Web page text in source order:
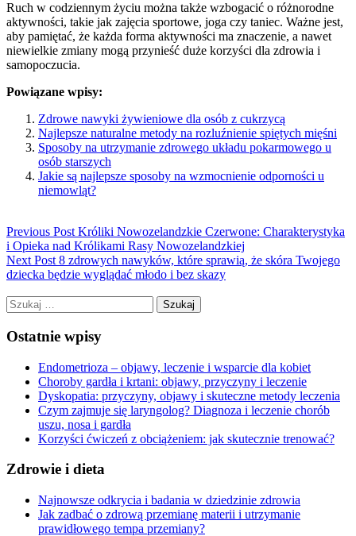
Ruch w codziennym życiu można także wzbogacić o różnorodne
aktywności, takie jak zajęcia sportowe, joga czy taniec. Ważne jest,
aby pamiętać, że każda forma aktywności ma znaczenie, a nawet
niewielkie zmiany mogą przynieść duże korzyści dla zdrowia i
samopoczucia.
Powiązane wpisy:
Zdrowe nawyki żywieniowe dla osób z cukrzycą
Najlepsze naturalne metody na rozluźnienie spiętych mięśni
Sposoby na utrzymanie zdrowego układu pokarmowego u
osób starszych
Jakie są najlepsze sposoby na wzmocnienie odporności u
niemowląt?
Previous Post Króliki Nowozelandzkie Czerwone: Charakterystyka
i Opieka nad Królikami Rasy Nowozelandzkiej
Next Post 8 zdrowych nawyków, które sprawią, że skóra Twojego
dziecka będzie wyglądać młodo i bez skazy
Szukaj:
Ostatnie wpisy
Endometrioza – objawy, leczenie i wsparcie dla kobiet
Choroby gardła i krtani: objawy, przyczyny i leczenie
Dyskopatia: przyczyny, objawy i skuteczne metody leczenia
Czym zajmuje się laryngolog? Diagnoza i leczenie chorób
uszu, nosa i gardła
Korzyści ćwiczeń z obciążeniem: jak skutecznie trenować?
Zdrowie i dieta
Najnowsze odkrycia i badania w dziedzinie zdrowia
Jak zadbać o zdrową przemianę materii i utrzymanie
prawidłowego tempa przemiany?